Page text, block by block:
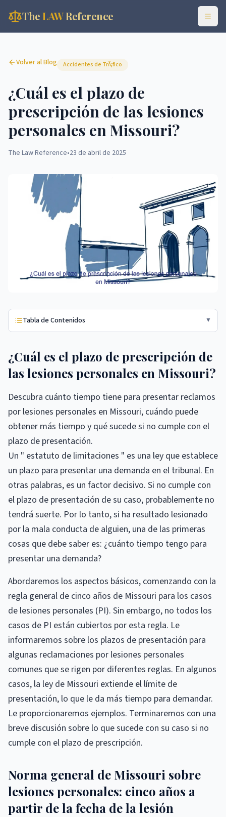
TheLAWReference
Volver al Blog Accidentes de TrÃ¡fico
¿Cuál es el plazo de
prescripción de las lesiones
personales en Missouri?
The Law Reference•23 de abril de 2025
Tabla de Contenidos ▼
¿Cuál es el plazo de prescripción de
las lesiones personales en Missouri?
Descubra cuánto tiempo tiene para presentar reclamos
por lesiones personales en Missouri, cuándo puede
obtener más tiempo y qué sucede si no cumple con el
plazo de presentación.
Un " estatuto de limitaciones " es una ley que establece
un plazo para presentar una demanda en el tribunal. En
otras palabras, es un factor decisivo. Si no cumple con
el plazo de presentación de su caso, probablemente no
tendrá suerte. Por lo tanto, si ha resultado lesionado
por la mala conducta de alguien, una de las primeras
cosas que debe saber es: ¿cuánto tiempo tengo para
presentar una demanda?
Abordaremos los aspectos básicos, comenzando con la
regla general de cinco años de Missouri para los casos
de lesiones personales (PI). Sin embargo, no todos los
casos de PI están cubiertos por esta regla. Le
informaremos sobre los plazos de presentación para
algunas reclamaciones por lesiones personales
comunes que se rigen por diferentes reglas. En algunos
casos, la ley de Missouri extiende el límite de
presentación, lo que le da más tiempo para demandar.
Le proporcionaremos ejemplos. Terminaremos con una
breve discusión sobre lo que sucede con su caso si no
cumple con el plazo de prescripción.
Norma general de Missouri sobre
lesiones personales: cinco años a
partir de la fecha de la lesión